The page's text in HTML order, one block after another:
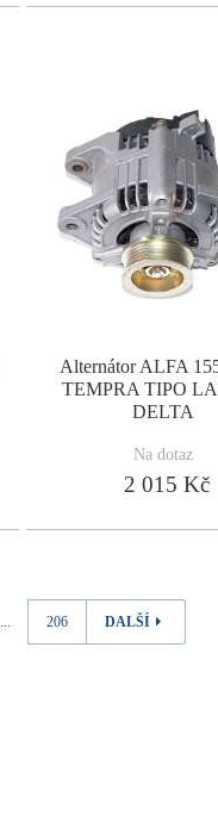
Alternátor ALFA
TEMPRA TIPO
DELTA
Na dotaz
2 015 Kč
... 206 DALŠÍ